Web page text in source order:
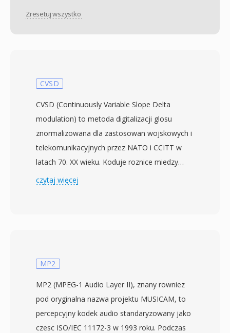
Zresetuj wszystko
CVSD
CVSD (Continuously Variable Slope Delta
modulation) to metoda digitalizacji glosu
znormalizowana dla zastosowan wojskowych i
telekomunikacyjnych przez NATO i CCITT w
latach 70. XX wieku. Koduje roznice miedzy
kolejnymi probkami jako pojedynczy bit — 1,
zrozumialosc mowy z przepustowoscia, co
bezpiecznych laczy wojskowych i taktycznych
systemow radiowych. Strumien bitow moze
byc dekodowany za pomoca prostego sprzetu,
czytaj więcej
MP2
MP2 (MPEG-1 Audio Layer II), znany rowniez
pod oryginalna nazwa projektu MUSICAM, to
percepcyjny kodek audio standaryzowany jako
czesc ISO/IEC 11172-3 w 1993 roku. Podczas